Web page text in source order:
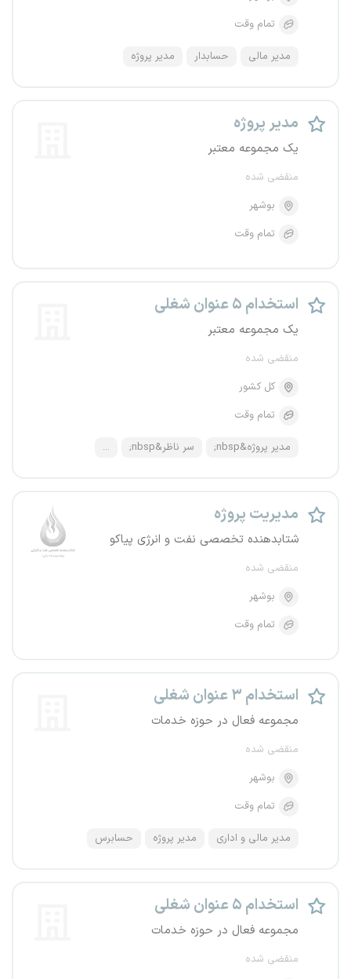
تمام وقت
مدیر مالی حسابدار مدیر پروژه
مدیر پروژه
یک مجموعه معتبر
منقضی شده
بوشهر
تمام وقت
استخدام ۵ عنوان شغلی
یک مجموعه معتبر
منقضی شده
کل کشور
تمام وقت
مدیر پروژه&nbsp; سر ناظر&nbsp; ...
مدیریت پروژه
شتابدهنده تخصصی نفت و انرژی پیاکو
منقضی شده
بوشهر
تمام وقت
استخدام ۳ عنوان شغلی
مجموعه فعال در حوزه خدمات
منقضی شده
بوشهر
تمام وقت
مدیر مالی و اداری مدیر پروژه حسابرس
استخدام ۵ عنوان شغلی
مجموعه فعال در حوزه خدمات
منقضی شده